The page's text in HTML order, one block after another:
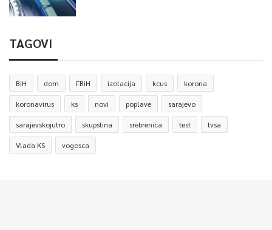
TAGOVI
BiH dom FBiH izolacija kcus korona
koronavirus ks novi poplave sarajevo
sarajevskojutro skupstina srebrenica test tvsa
Vlada KS vogosca